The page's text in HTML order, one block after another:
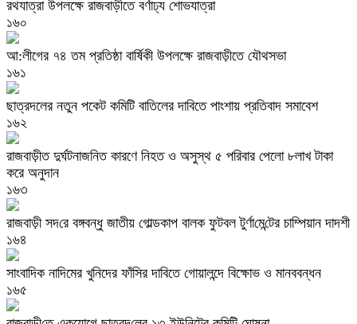
রথযাত্রা উপলক্ষে রাজবাড়ীতে বর্ণাঢ্য শোভযাত্রা
১৬০
আ:লীগের ৭৪ তম প্রতিষ্ঠা বার্ষিকী উপলক্ষে রাজবাড়ীতে যৌথসভা
১৬১
ছাত্রদলের নতুন পকেট কমিটি বাতিলের দাবিতে পাংশায় প্রতিবাদ সমাবেশ
১৬২
রাজবাড়ীত দুর্ঘটনাজনিত কারণে নিহত ও অসুস্থ ৫ পরিবার পেলো ৮লাখ টাকা
করে অনুদান
১৬৩
রাজবাড়ী সদ‌রে বঙ্গবন্ধু জাতীয় গোল্ডকাপ বালক ফুটবল টুর্ণা‌মে‌ন্টের চা‌ম্পিয়ান দাদশী
১৬৪
সাংবা‌দিক‌ নাদিমের খুনিদের ফাঁসির দাবিতে গোয়ালন্দে বিক্ষোভ ও মানববন্ধন
১৬৫